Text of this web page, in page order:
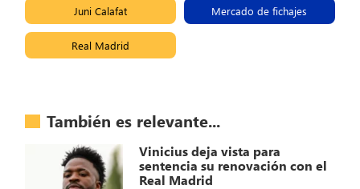
Juni Calafat Mercado de fichajes
Real Madrid
También es relevante...
Vinicius deja vista para
sentencia su renovación con el
Real Madrid